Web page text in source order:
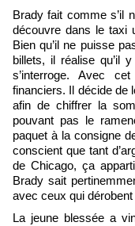
Brady fait comme s’il
découvre dans le taxi
Bien qu’il ne puisse
billets, il réalise qu’il
s’interroge. Avec
financiers. Il décide de
afin de chiffrer la
pouvant pas le
paquet à la consigne
conscient que tant
de Chicago, ça
Brady sait
avec ceux qui
La jeune blessée a